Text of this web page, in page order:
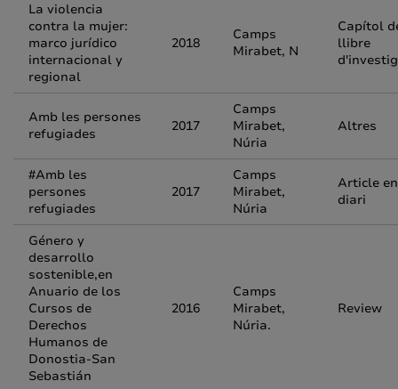
La violencia
contra la mujer:
marco jurídico
internacional y
regional
2018
Camps
Mirabet, N
Capítol
llibre
Amb les persones
refugiades
2017
Camps
Mirabet,
Núria
Altres
#Amb les
persones
refugiades
2017
Camps
Mirabet,
Núria
Article en
diari
Género y
desarrollo
sostenible,en
Anuario de los
Cursos de
Derechos
Humanos de
Donostia-San
Sebastián
2016
Camps
Mirabet,
Núria.
Review